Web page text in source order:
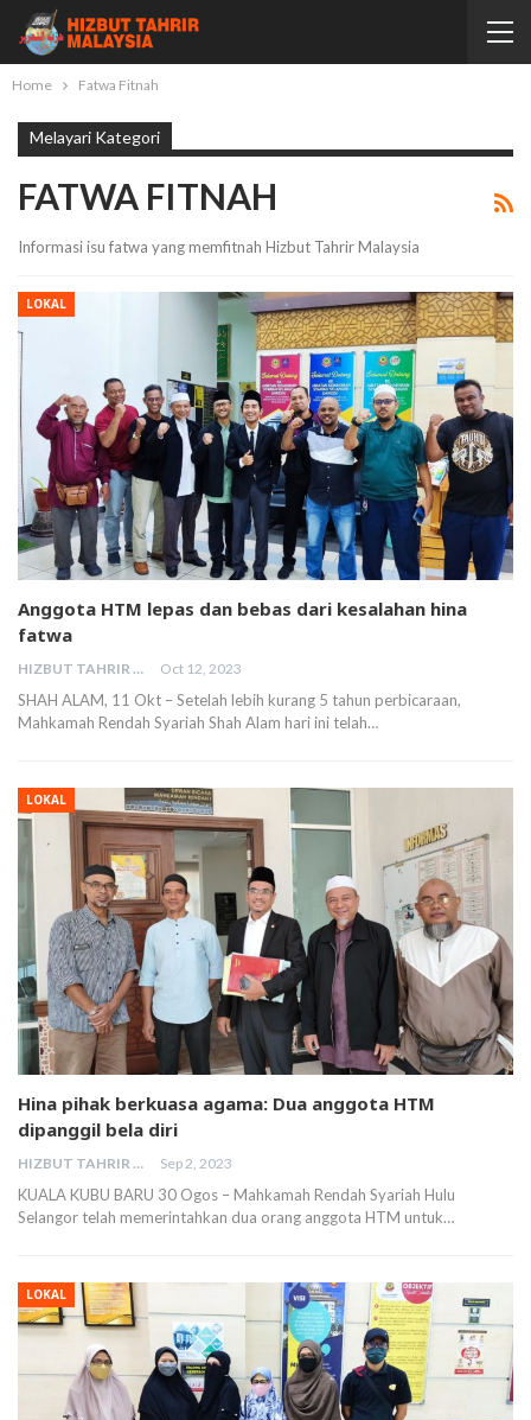
Home Fatwa Fitnah
Melayari Kategori
FATWA FITNAH
Informasi isu fatwa yang memfitnah Hizbut Tahrir Malaysia
LOKAL
Anggota HTM lepas dan bebas dari kesalahan hina
fatwa
HIZBUT TAHRIR MALAYSIA Oct 12, 2023
SHAH ALAM, 11 Okt – Setelah lebih kurang 5 tahun perbicaraan,
Mahkamah Rendah Syariah Shah Alam hari ini telah…
LOKAL
Hina pihak berkuasa agama: Dua anggota HTM
dipanggil bela diri
HIZBUT TAHRIR MALAYSIA Sep 2, 2023
KUALA KUBU BARU 30 Ogos – Mahkamah Rendah Syariah Hulu
Selangor telah memerintahkan dua orang anggota HTM untuk…
LOKAL